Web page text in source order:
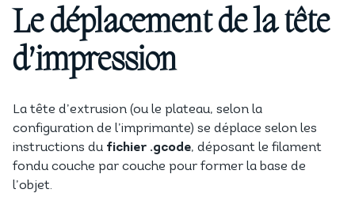
Le déplacement de la tête
d’impression
La tête d’extrusion (ou le plateau, selon la
configuration de l’imprimante) se déplace selon les
instructions du fichier .gcode, déposant le filament
fondu couche par couche pour former la base de
l’objet.